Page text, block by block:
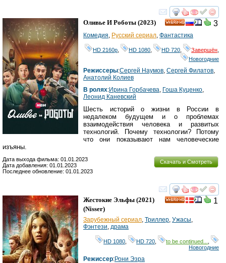
смотреть
3
Оливье И Роботы (2023)
Комедия, Русский сериал, Фантастика
HD 2160р HD 1080 HD 720 Завершён
Новогодние
Режиссеры:Сергей Наумов, Сергей Филатов,
Анатолий Колиев
В ролях:Ирина Горбачева, Гоша Куценко,
Леонид Каневский
Шесть историй о жизни в России в
недалеком будущем и о проблемах
взаимодействия человека и развитых
технологий. Почему технологии? Потому
что они показывают нам человеческие
изъяны.
Скачать и Смотреть
Дата выхода фильма: 01.01.2023
Дата добавления: 01.01.2023
Последнее обновление: 01.01.2023
смотреть
1
Жестокие Эльфы (2021)
(Nisser)
Зарубежный сериал Триллер Ужасы
Фэнтези драма
HD 1080 HD 720 to be continued...
Новогодние
Режиссер:Рони Эзра